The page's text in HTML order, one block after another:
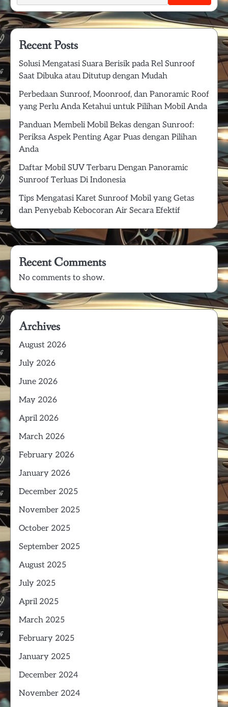
Recent Posts
Solusi Mengatasi Suara Berisik pada Rel Sunroof
Saat Dibuka atau Ditutup dengan Mudah
Perbedaan Sunroof, Moonroof, dan Panoramic Roof
yang Perlu Anda Ketahui untuk Pilihan Mobil Anda
Panduan Membeli Mobil Bekas dengan Sunroof:
Periksa Aspek Penting Agar Puas dengan Pilihan
Anda
Daftar Mobil SUV Terbaru Dengan Panoramic
Sunroof Terluas Di Indonesia
Tips Mengatasi Karet Sunroof Mobil yang Getas
dan Penyebab Kebocoran Air Secara Efektif
Recent Comments
No comments to show.
Archives
August 2026
July 2026
June 2026
May 2026
April 2026
March 2026
February 2026
January 2026
December 2025
November 2025
October 2025
September 2025
August 2025
July 2025
April 2025
March 2025
February 2025
January 2025
December 2024
November 2024